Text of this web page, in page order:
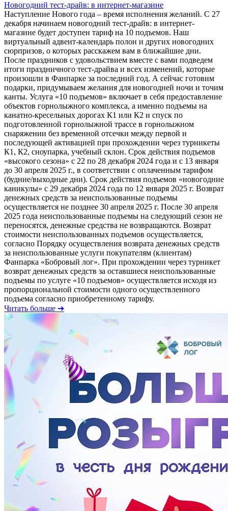
Новогодний тест-драйв: в интернет-магазине
Наступление Нового года – время исполнения желаний. С 27
декабря начинаем новогодний тест-драйв: в интернет-
магазине будет доступен тариф на 10 подъемов. Наш
виртуальный адвент-календарь полон и других новогодних
сюрпризов, о которых расскажем вам в ближайшие дни.
После праздников с удовольствием вместе с вами подведем
итоги праздничного тест-драйва и всех изменений, которые
произошли в Фанпарке за последний год. А сейчас готовим
подарки, придумываем желания для новогодней ночи и точим
канты. Услуга «10 подъемов» включает в себя предоставление
объектов горнолыжного комплекса, а именно подъемы на
канатно-кресельных дорогах К1 или К2 и спуск по
подготовленной горнолыжной трассе в горнолыжном
снаряжении без временной отсечки между первой и
последующей активацией при прохождении через турникеты
К1, К2, сноупарка, учебный склон. Срок действия подъемов
«высокого сезона» с 22 по 28 декабря 2024 года и с 13 января
до 30 апреля 2025 г., в соответствии с оплаченным тарифом
(будние/выходные дни). Срок действия подъемов «новогодние
каникулы» с 29 декабря 2024 года по 12 января 2025 г. Возврат
денежных средств за неиспользованные подъемы
осуществляется не позднее 30 апреля 2025 г. После 30 апреля
2025 года неиспользованные подъемы на следующий сезон не
переносятся, денежные средства не возвращаются. Возврат
стоимости неиспользованных подъемов осуществляется,
согласно Порядку осуществления возврата денежных средств
за неиспользованные услуги покупателям (клиентам)
Фанпарка «Бобровый лог». При прохождении через турникет
возврат денежных средств за оставшиеся неиспользованные
подъемы по услуге «10 подъемов» осуществляется исходя из
пропорциональной стоимости одного осуществленного
подъема согласно приобретенному тарифу.
Читать больше ➔